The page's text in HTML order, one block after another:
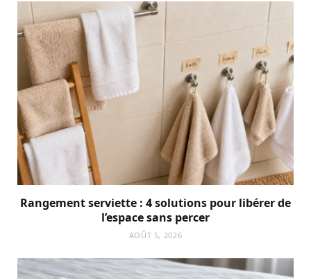
Rangement serviette : 4 solutions pour libérer de
l’espace sans percer
AOÛT 5, 2026